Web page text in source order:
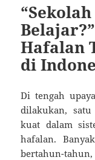
Hafalan
di
Di tengah
dilakukan,
kuat dalam
hafalan.
bertahun-